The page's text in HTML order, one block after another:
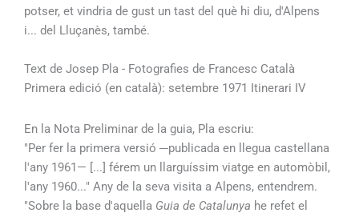
potser, et vindria de gust un tast del què hi diu, d'Alpens
i... del Lluçanès, també.
Text de Josep Pla - Fotografies de Francesc Català
Primera edició (en català): setembre 1971 Itinerari IV
En la Nota Preliminar de la guia, Pla escriu:
"Per fer la primera versió ─publicada en llegua castellana
l'any 1961— [...] férem un llarguíssim viatge en automòbil,
l'any 1960..." Any de la seva visita a Alpens, entendrem.
"Sobre la base d'aquella Guia de Catalunya he refet el